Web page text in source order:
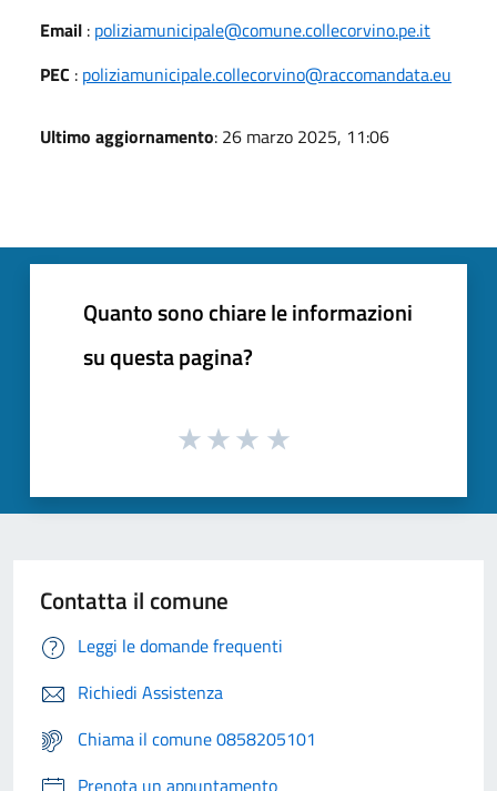
Email : poliziamunicipale@comune.collecorvino.pe.it
PEC : poliziamunicipale.collecorvino@raccomandata.eu
Ultimo aggiornamento: 26 marzo 2025, 11:06
Quanto sono chiare le informazioni
su questa pagina?
Contatta il comune
Leggi le domande frequenti
Richiedi Assistenza
Chiama il comune 0858205101